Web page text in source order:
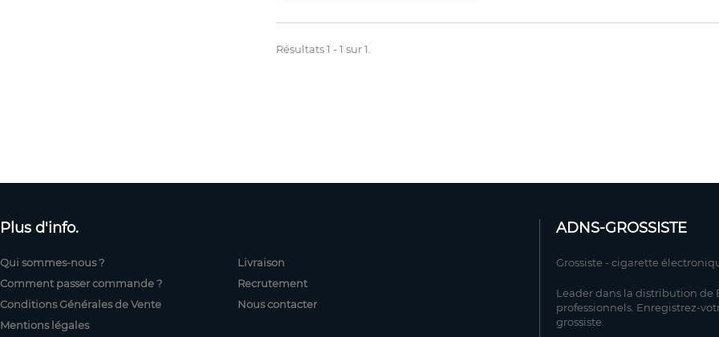
Résultats 1 - 1 sur 1.
Plus d'info.
Qui sommes-nous ?
Comment passer commande ?
Conditions Générales de Vente
Mentions légales
Livraison
Recrutement
Nous contacter
ADNS-GROSSISTE
Grossiste - cigarette
Leader dans la distribution de
professionnels. Enregistrez-
grossiste.